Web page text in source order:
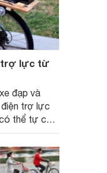
trợ lực từ
đạp và
điện trợ lực
thể tự chế
của bạn